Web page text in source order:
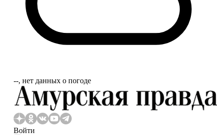
‐‐, нет данных о погоде
Войти